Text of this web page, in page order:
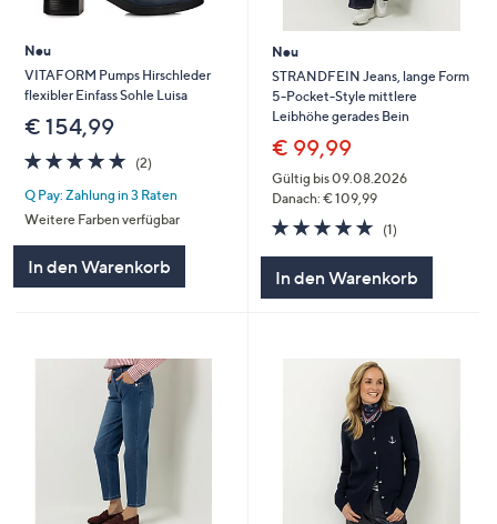
Neu
VITAFORM Pumps Hirschleder
flexibler Einfass Sohle Luisa
€ 154,99
5.0
von
5
(2)2
Q Pay: Zahlung in 3 Raten
Weitere Farben verfügbar
In den Warenkorb
Neu
STRANDFEIN Jeans, lange Form
5-Pocket-Style mittlere
Leibhöhe gerades Bein
€ 99,99
Gültig bis 09.08.2026
Danach: € 109,99
5.0
von
(1)1
In den Warenkorb